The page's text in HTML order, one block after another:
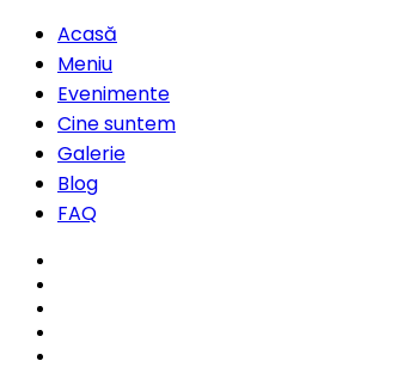
Acasă
Meniu
Evenimente
Cine suntem
Galerie
Blog
FAQ